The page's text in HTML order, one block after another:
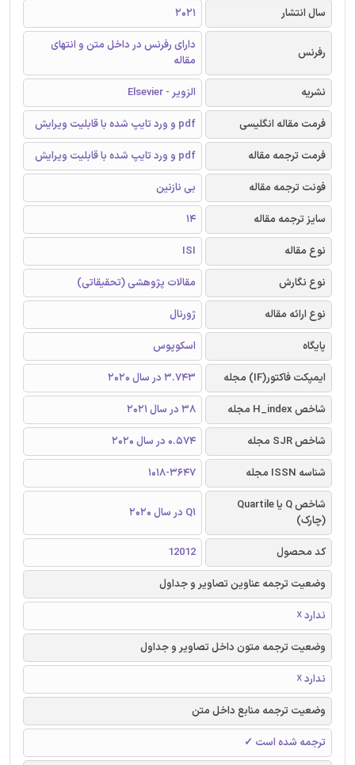
سال انتشار
2021
رفرنس
دارای رفرنس در داخل متن و انتهای
مقاله
نشریه
الزویر - Elsevier
فرمت مقاله انگلیسی
pdf و ورد تایپ شده با قابلیت ویرایش
فرمت ترجمه مقاله
pdf و ورد تایپ شده با قابلیت ویرایش
فونت ترجمه مقاله
بی نازنین
سایز ترجمه مقاله
14
نوع مقاله
ISI
نوع نگارش
مقالات پژوهشی (تحقیقاتی)
نوع ارائه مقاله
ژورنال
پایگاه
اسکوپوس
ایمپکت فاکتور(IF) مجله
3.743 در سال 2020
شاخص H_index مجله
38 در سال 2021
شاخص SJR مجله
0.574 در سال 2020
شناسه ISSN مجله
1018-3647
شاخص Q یا Quartile
(چارک)
Q1 در سال 2020
کد محصول
12012
وضعیت ترجمه عناوین تصاویر و جداول
ندارد ☓
وضعیت ترجمه متون داخل تصاویر و جداول
ندارد ☓
وضعیت ترجمه منابع داخل متن
ترجمه شده است ✓